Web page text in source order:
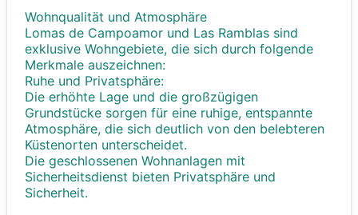
Wohnqualität und Atmosphäre
Lomas de Campoamor und Las Ramblas sind
exklusive Wohngebiete, die sich durch folgende
Merkmale auszeichnen:
Ruhe und Privatsphäre:
Die erhöhte Lage und die großzügigen
Grundstücke sorgen für eine ruhige, entspannte
Atmosphäre, die sich deutlich von den belebteren
Küstenorten unterscheidet.
Die geschlossenen Wohnanlagen mit
Sicherheitsdienst bieten Privatsphäre und
Sicherheit.